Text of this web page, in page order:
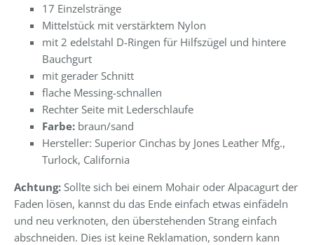
17 Einzelstränge
Mittelstück mit verstärktem Nylon
mit 2 edelstahl D-Ringen für Hilfszügel und hintere
Bauchgurt
mit gerader Schnitt
flache Messing-schnallen
Rechter Seite mit Lederschlaufe
Farbe: braun/sand
Hersteller: Superior Cinchas by Jones Leather Mfg.,
Turlock, California
Achtung: Sollte sich bei einem Mohair oder Alpacagurt der
Faden lösen, kannst du das Ende einfach etwas einfädeln
und neu verknoten, den überstehenden Strang einfach
abschneiden. Dies ist keine Reklamation, sondern kann